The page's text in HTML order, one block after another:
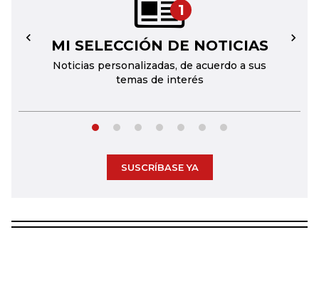
1
MI SELECCIÓN DE NOTICIAS
Noticias personalizadas, de acuerdo a sus
temas de interés
← →
SUSCRÍBASE YA